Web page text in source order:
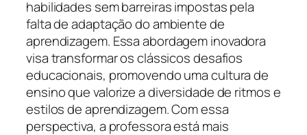
habilidades sem barreiras impostas pela
falta de adaptação do ambiente de
aprendizagem. Essa abordagem inovadora
visa transformar os clássicos desafios
educacionais, promovendo uma cultura de
ensino que valorize a diversidade de ritmos e
estilos de aprendizagem. Com essa
perspectiva, a professora está mais